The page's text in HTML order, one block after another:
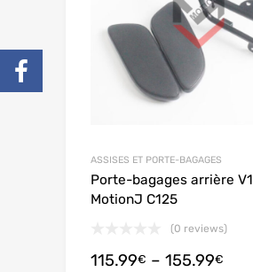
ASSISES ET PORTE-BAGAGES
Porte-bagages arrière V1
MotionJ C125
(0 reviews)
115.99€ – 155.99€